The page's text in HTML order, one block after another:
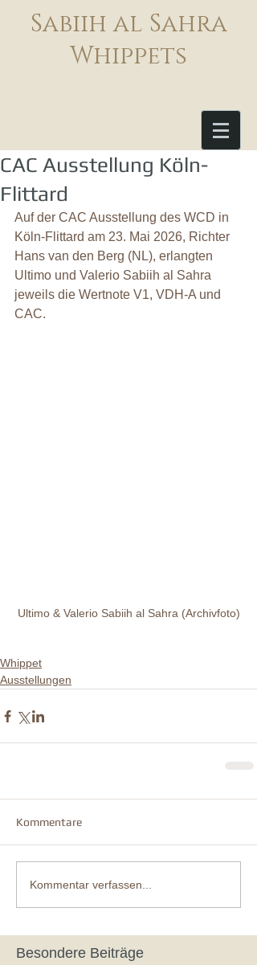
Sabiih al Sahra
Whippets
CAC Ausstellung Köln-
Flittard
Auf der CAC Ausstellung des WCD in
Köln-Flittard am 23. Mai 2026, Richter
Hans van den Berg (NL), erlangten
Ultimo und Valerio Sabiih al Sahra
jeweils die Wertnote V1, VDH-A und
CAC.
Ultimo & Valerio Sabiih al Sahra (Archivfoto)
Whippet
Ausstellungen
Kommentare
Kommentar verfassen...
Besondere Beiträge